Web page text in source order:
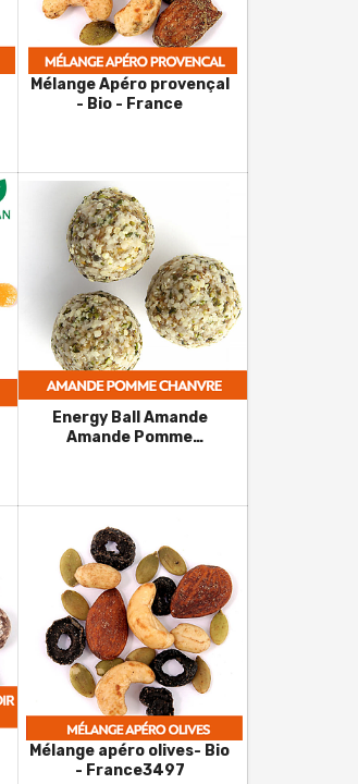
Mélange Apéro provençal
- Bio - France
Energy Ball Amande
Amande Pomme
Mélange apéro olives- Bio
- France3497